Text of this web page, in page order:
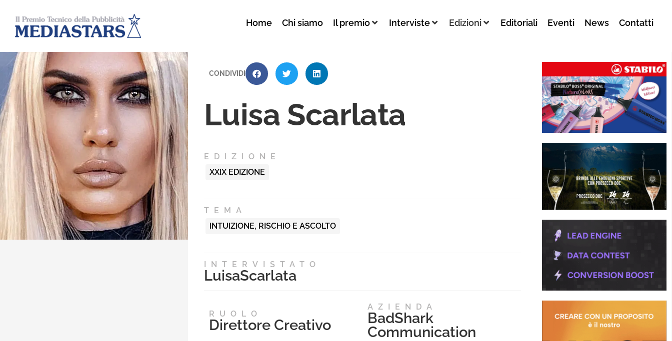
Home Chi siamo Il premio Interviste Edizioni Editoriali Eventi News Contatti
CONDIVIDI
Luisa Scarlata
EDIZIONE
XXIX EDIZIONE
TEMA
INTUIZIONE, RISCHIO E ASCOLTO
INTERVISTATO
LuisaScarlata
RUOLO
Direttore Creativo
AZIENDA
BadShark
Communication